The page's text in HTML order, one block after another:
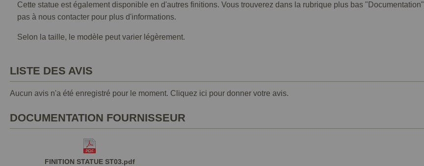
Cette statue est également disponible en d'autres finitions. Vous trouverez dans la rubrique plus bas
pas à nous contacter pour plus d'informations.
Selon la taille, le modèle peut varier légèrement.
LISTE DES AVIS
Aucun avis n'a été enregistré pour le moment. Cliquez ici pour donner votre avis.
DOCUMENTATION FOURNISSEUR
FINITION STATUE ST03.pdf